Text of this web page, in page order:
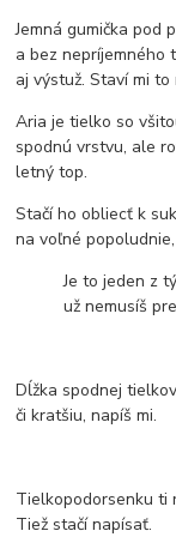
Jemná gumička pod
a bez nepríjemného
aj výstuž. Staví mi
Aria je tielko so
spodnú vrstvu, ale
letný top.
Stačí ho obliecť k
na voľné
Je to jeden z
už nemusíš
Dĺžka spodnej
či kratšiu, napíš mi.
Tielkopodorsenku ti
Tiež stačí napísať.